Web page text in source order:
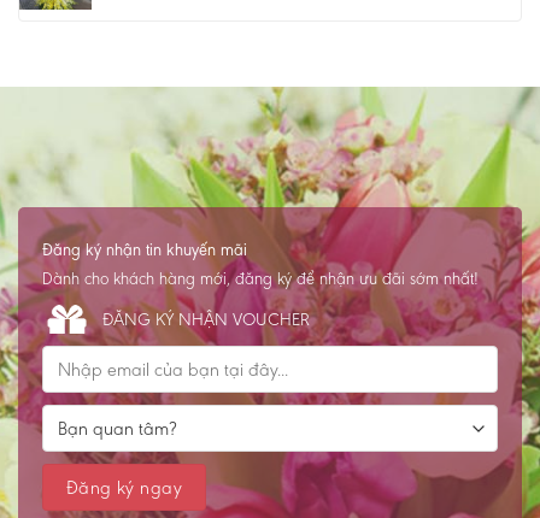
Đăng ký nhận tin khuyến mãi
Dành cho khách hàng mới, đăng ký để nhận ưu đãi sớm nhất!
ĐĂNG KÝ NHẬN VOUCHER